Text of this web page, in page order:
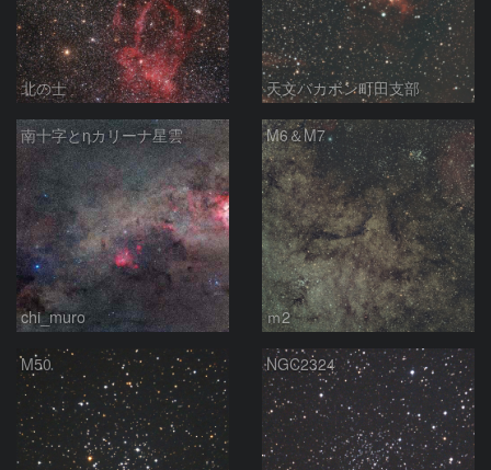
北の士 天文バカボン町田支部
南十字とηカリーナ星雲
chi_muro
M6＆M7
ｍ2
M50 NGC2324